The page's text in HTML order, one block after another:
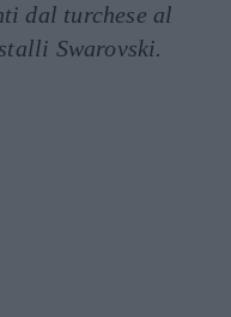
dal turchese al
Swarovski.